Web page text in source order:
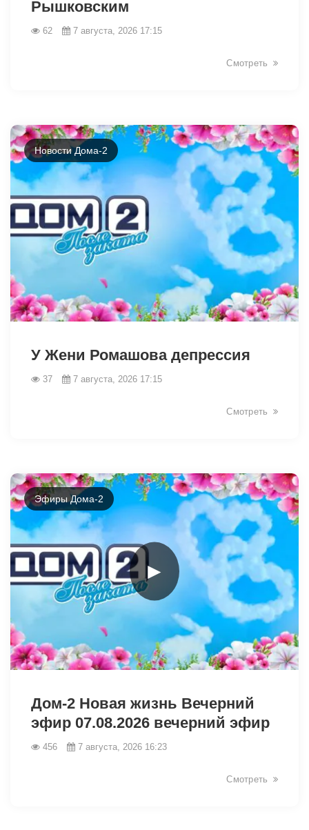
Рышковским
62 7 августа, 2026 17:15
Смотреть
Новости Дома-2
У Жени Ромашова депрессия
37 7 августа, 2026 17:15
Смотреть
►
Эфиры Дома-2
Дом-2 Новая жизнь Вечерний
эфир 07.08.2026 вечерний эфир
456 7 августа, 2026 16:23
Смотреть